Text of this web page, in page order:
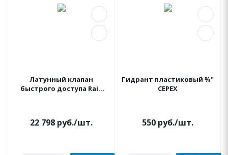
Латунный клапан
быстрого доступа Rain
22 798 руб./шт.
Гидрант пластиковый ¾"
CEPEX
550 руб./шт.